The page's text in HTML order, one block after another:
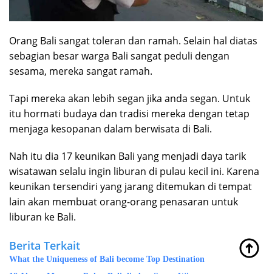
Orang Bali sangat toleran dan ramah. Selain hal diatas
sebagian besar warga Bali sangat peduli dengan
sesama, mereka sangat ramah.
Tapi mereka akan lebih segan jika anda segan. Untuk
itu hormati budaya dan tradisi mereka dengan tetap
menjaga kesopanan dalam berwisata di Bali.
Nah itu dia 17 keunikan Bali yang menjadi daya tarik
wisatawan selalu ingin liburan di pulau kecil ini. Karena
keunikan tersendiri yang jarang ditemukan di tempat
lain akan membuat orang-orang penasaran untuk
liburan ke Bali.
Berita Terkait
What the Uniqueness of Bali become Top Destination